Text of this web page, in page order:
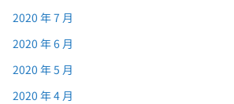
2020 年 7 月
2020 年 6 月
2020 年 5 月
2020 年 4 月